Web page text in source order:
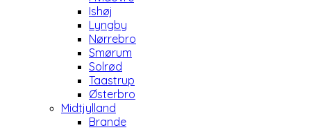
Ishøj
Lyngby
Nørrebro
Smørum
Solrød
Taastrup
Østerbro
Midtjylland
Brande